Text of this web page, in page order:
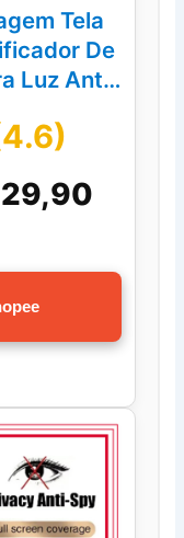
Tela
De
Luz Anti-
29,90